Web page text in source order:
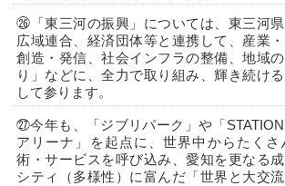
㉖「東三河の振興」については、東三河
広域連合、経済団体等と連携して、産業
創造・発信、社会インフラの整備、地域
り」などに、全力で取り組み、輝き続け
して参ります。
㉗今年も、「ジブリパーク」や「
アリーナ」を起点に、世界中からたく
術・サービスを呼び込み、愛知を更なる
シティ（多様性）に富んだ「世界と大交